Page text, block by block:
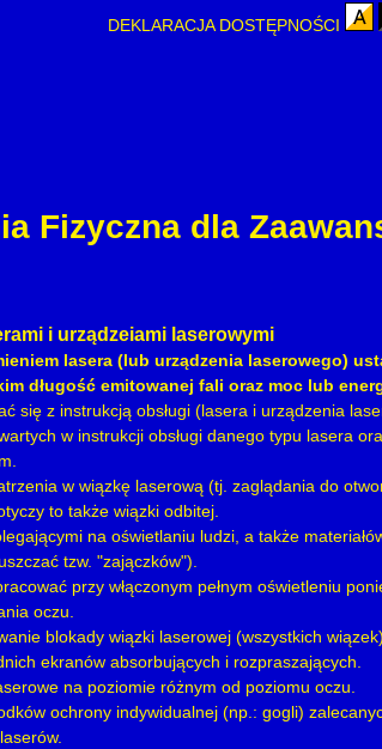
DEKLARACJA DOSTĘPNOŚCI
Fizyczna dla
i urządzeiami laserowymi
lasera (lub urządzenia laserowego)
długość emitowanej fali oraz moc lub
się z instrukcją obsługi (lasera i urządzenia
w instrukcji obsługi danego typu lasera
w wiązkę laserową (tj. zaglądania do
to także wiązki odbitej.
na oświetlaniu ludzi, a także
tzw. "zajączków").
przy włączonym pełnym oświetleniu
oczu.
blokady wiązki laserowej (wszystkich
ekranów absorbujących i rozpraszających.
na poziomie różnym od poziomu oczu.
ochrony indywidualnej (np.: gogli)